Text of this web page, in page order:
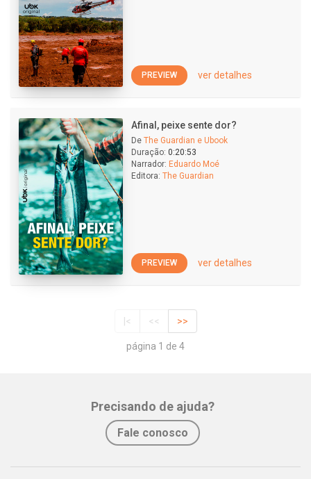
PREVIEW ver detalhes
Afinal, peixe sente dor?
De The Guardian e Ubook
Duração: 0:20:53
Narrador: Eduardo Moé
Editora: The Guardian
PREVIEW ver detalhes
|< << >>
página 1 de 4
Precisando de ajuda?
Fale conosco